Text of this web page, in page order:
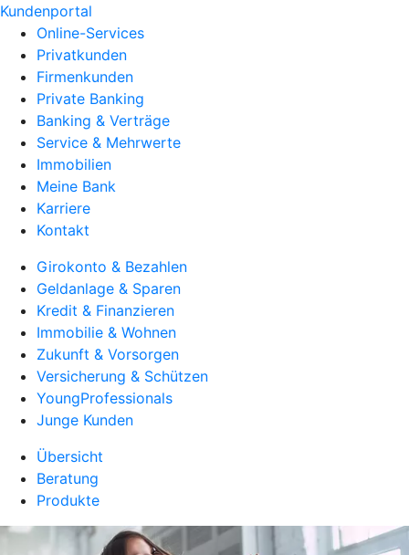
Kundenportal
Online-Services
Privatkunden
Firmenkunden
Private Banking
Banking & Verträge
Service & Mehrwerte
Immobilien
Meine Bank
Karriere
Kontakt
Girokonto & Bezahlen
Geldanlage & Sparen
Kredit & Finanzieren
Immobilie & Wohnen
Zukunft & Vorsorgen
Versicherung & Schützen
YoungProfessionals
Junge Kunden
Übersicht
Beratung
Produkte